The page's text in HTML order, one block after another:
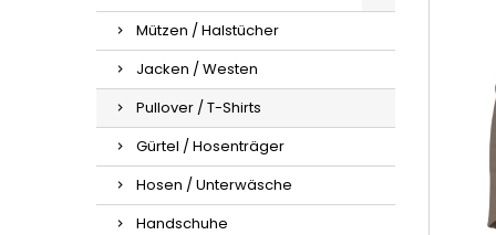
Mützen / Halstücher
Jacken / Westen
Pullover / T-Shirts
Gürtel / Hosenträger
Hosen / Unterwäsche
Handschuhe